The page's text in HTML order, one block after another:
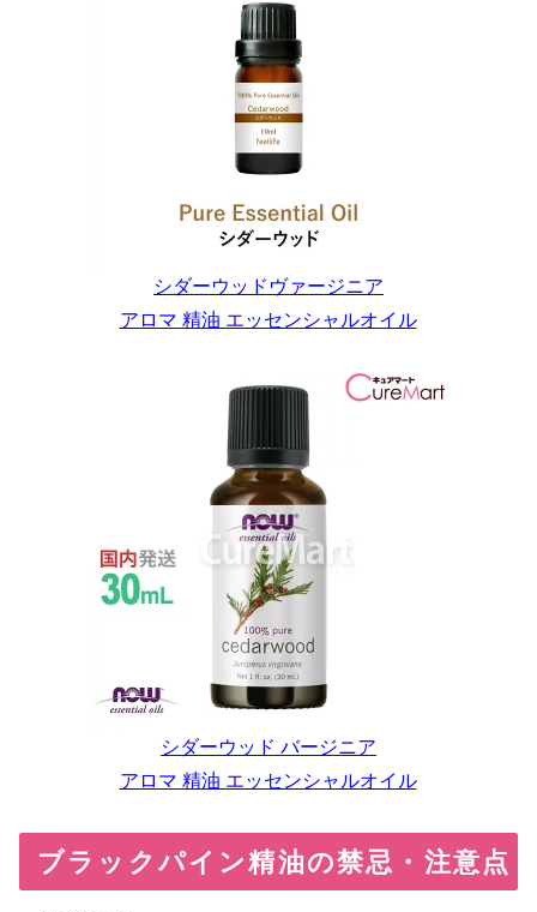
シダーウッドヴァージニア
アロマ 精油 エッセンシャルオイル
シダーウッド バージニア
アロマ 精油 エッセンシャルオイル
ブラックパイン精油の禁忌・注意点